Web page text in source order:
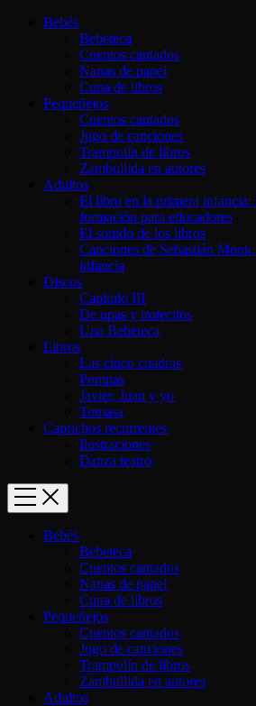
Bebés
Bebeteca
Cuentos cantados
Nanas de papel
Cuna de libros
Pequeñejos
Cuentos cantados
Jugo de canciones
Trampolín de libros
Zambullida en autores
Adultos
El libro en la primera infancia:
formación para educadores
El sonido de los libros
Canciones de Sebastián
infancia
Discos
Capítulo III
De upas y trotecitos
Una Bebeteca
Libros
Las cinco cuadras
Pompas
Javier, Juan y yo
Tomasa
Caprichos recurrentes
Ilustraciones
Danza teatro
Bebés
Bebeteca
Cuentos cantados
Nanas de papel
Cuna de libros
Pequeñejos
Cuentos cantados
Jugo de canciones
Trampolín de libros
Zambullida en autores
Adultos